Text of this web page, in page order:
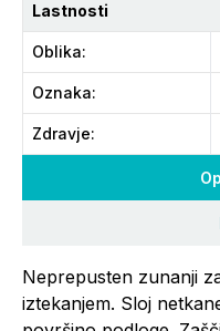
Neprepusten zunanji
iztekanjem. Sloj
Lastnosti
Oblika:
Oznaka:
Zdravje: